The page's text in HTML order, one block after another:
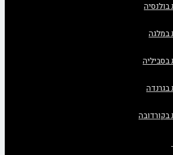
בולנסיה
במלגה
בסביליה
בגרנדה
בקורדובה